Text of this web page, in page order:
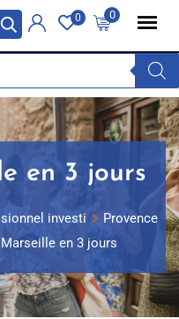
0
0
en 3 jours
investi
Provence
en 3 jours